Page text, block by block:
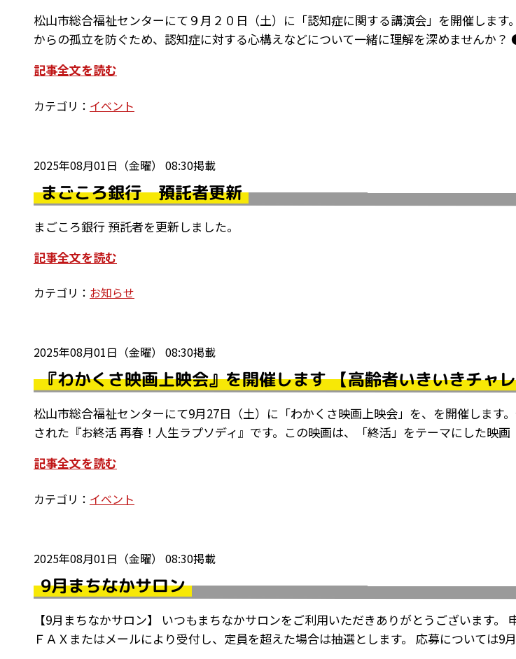
松山市総合福祉センターにて９月２０日（土）に「認知症に関する講演会」を開催しま
からの孤立を防ぐため、認知症に対する心構えなどについて一緒に理解を深めませんか
記事全文を読む
カテゴリ： イベント
2025年08月01日（金曜） 08:30掲載
まごころ銀行 預託者更新
まごころ銀行 預託者を更新しました。
記事全文を読む
カテゴリ： お知らせ
2025年08月01日（金曜） 08:30掲載
『わかくさ映画上映会』を開催します 【高齢者いきいきチャ
松山市総合福祉センターにて9月27日（土）に「わかくさ映画上映会」を、を開催します
された『お終活 再春！人生ラプソディ』です。この映画は、「終活」をテーマにした映画
記事全文を読む
カテゴリ： イベント
2025年08月01日（金曜） 08:30掲載
9月まちなかサロン
【9月まちなかサロン】 いつもまちなかサロンをご利用いただきありがとうございます。
ＦＡＸまたはメールにより受付し、定員を超えた場合は抽選とします。 応募については9月